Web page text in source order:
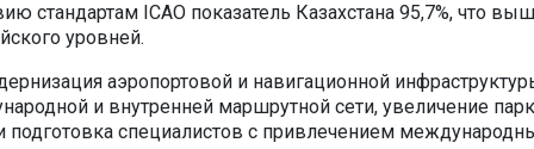
стандартам ICAO показатель Казахстана 95,7%, что
уровней.
аэропортовой и навигационной
и внутренней маршрутной сети, увеличение
специалистов с привлечением